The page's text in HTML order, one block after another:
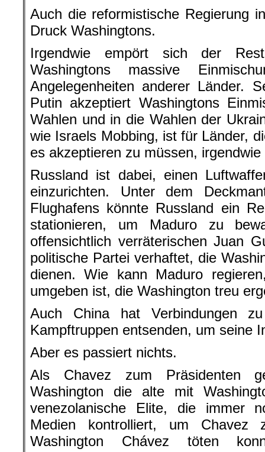
Auch die reformistische Regierung
Druck Washingtons.
Irgendwie empört sich der
Washingtons massive
Angelegenheiten anderer Länder.
Putin akzeptiert Washingtons
Wahlen und in die Wahlen der
wie Israels Mobbing, ist für Länder,
es akzeptieren zu müssen,
Russland ist dabei, einen
einzurichten. Unter dem
Flughafens könnte Russland ein
stationieren, um Maduro zu
offensichtlich verräterischen Juan
politische Partei verhaftet, die
dienen. Wie kann Maduro
umgeben ist, die Washington treu
Auch China hat Verbindungen
Kampftruppen entsenden, um seine
Aber es passiert nichts.
Als Chavez zum Präsidenten
Washington die alte mit
venezolanische Elite, die immer
Medien kontrolliert, um Chavez
Washington Chávez töten